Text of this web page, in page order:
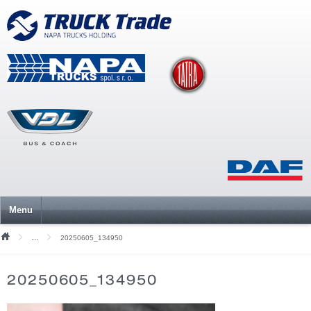
Menu
Mediální soubory
20250605_134950
20250605_134950